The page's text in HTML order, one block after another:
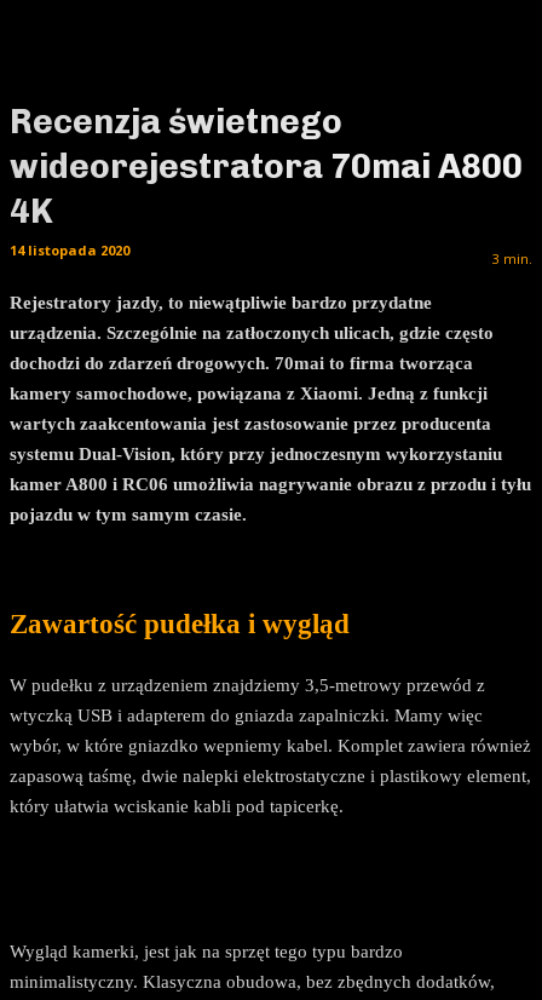
Recenzja świetnego
wideorejestratora 70mai A800
4K
3 min.
14 listopada 2020
Rejestratory jazdy, to niewątpliwie bardzo przydatne
urządzenia. Szczególnie na zatłoczonych ulicach, gdzie często
dochodzi do zdarzeń drogowych. 70mai to firma tworząca
kamery samochodowe, powiązana z Xiaomi. Jedną z funkcji
wartych zaakcentowania jest zastosowanie przez producenta
systemu Dual-Vision, który przy jednoczesnym wykorzystaniu
kamer A800 i RC06 umożliwia nagrywanie obrazu z przodu i tyłu
pojazdu w tym samym czasie.
Zawartość pudełka i wygląd
W pudełku z urządzeniem znajdziemy 3,5-metrowy przewód z
wtyczką USB i adapterem do gniazda zapalniczki. Mamy więc
wybór, w które gniazdko wepniemy kabel. Komplet zawiera również
zapasową taśmę, dwie nalepki elektrostatyczne i plastikowy element,
który ułatwia wciskanie kabli pod tapicerkę.
Wygląd kamerki, jest jak na sprzęt tego typu bardzo
minimalistyczny. Klasyczna obudowa, bez zbędnych dodatków,